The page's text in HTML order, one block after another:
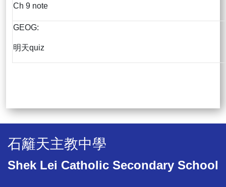
Ch 9 note
GEOG:
明天quiz
石籬天主教中學
Shek Lei Catholic Secondary School